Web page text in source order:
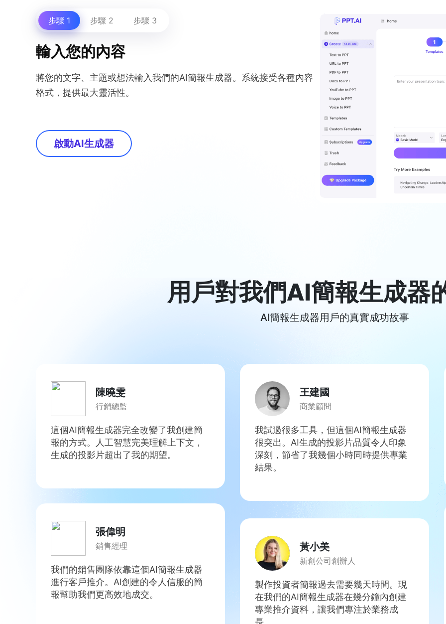
步驟 1 步驟 2 步驟 3
輸入您的內容
將您的文字、主題或想法輸入我們的AI簡報生成器。系統接受各種內容
格式，提供最大靈活性。
啟動AI生成器
用戶對我們AI簡報生成器
AI簡報生成器用戶的真實成功故事
陳曉雯
行銷總監
這個AI簡報生成器完全改變了我創建簡
報的方式。人工智慧完美理解上下文，
生成的投影片超出了我的期望。
王建國
商業顧問
我試過很多工具，但這個AI簡報生成器
很突出。AI生成的投影片品質令人印象
深刻，節省了我幾個小時同時提供專業
結果。
張偉明
銷售經理
我們的銷售團隊依靠這個AI簡報生成器
進行客戶推介。AI創建的令人信服的簡
報幫助我們更高效地成交。
黃小美
新創公司創辦人
製作投資者簡報過去需要幾天時間。現
在我們的AI簡報生成器在幾分鐘內創建
專業推介資料，讓我們專注於業務成
長。